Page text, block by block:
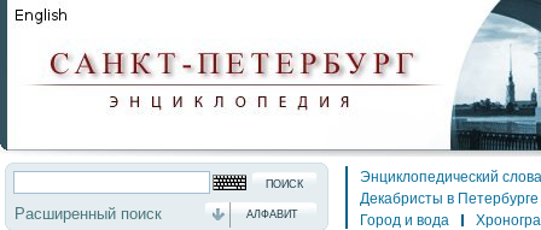
Расширенный поиск АЛФАВИТ
Энциклопедический
Декабристы в Петербурге
Город и вода